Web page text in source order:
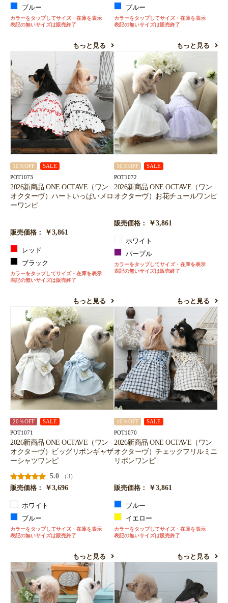
ブルー
カラーをタップしてサイズ・在庫を表示
表記の無いサイズは販売終了
もっと見る
ブルー
カラーをタップしてサイズ・在庫を表示
表記の無いサイズは販売終了
もっと見る
10％OFF SALE
POT1073
2026新商品 ONE OCTAVE（ワン
オクターヴ）ハートいっぱいメロ
ーワンピ
販売価格： ￥3,861
レッド
ブラック
カラーをタップしてサイズ・在庫を表示
表記の無いサイズは販売終了
もっと見る
10％OFF SALE
POT1072
2026新商品 ONE OCTAVE（ワン
オクターヴ）お花チュールワンピ
販売価格： ￥3,861
ホワイト
パープル
カラーをタップしてサイズ・在庫を表示
表記の無いサイズは販売終了
もっと見る
20％OFF SALE
POT1071
2026新商品 ONE OCTAVE（ワン
オクターヴ）ビッグリボンギャザ
ーシャツワンピ
5.0
（3）
販売価格：
￥3,696
ホワイト
ブルー
カラーをタップしてサイズ・在庫を表示
表記の無いサイズは販売終了
もっと見る
10％OFF SALE
POT1070
2026新商品 ONE OCTAVE（ワン
オクターヴ）チェックフリルミニ
リボンワンピ
販売価格： ￥3,861
ブルー
イエロー
カラーをタップしてサイズ・在庫を表示
表記の無いサイズは販売終了
もっと見る